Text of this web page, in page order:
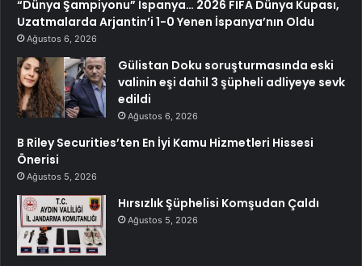
“Dünya Şampiyonu” İspanya… 2026 FIFA Dünya Kupası,
Uzatmalarda Arjantin’i 1-0 Yenen İspanya’nın Oldu
Ağustos 6, 2026
Gülistan Doku soruşturmasında eski
valinin eşi dahil 3 şüpheli adliyeye sevk
edildi
Ağustos 6, 2026
B Riley Securities’ten En İyi Kamu Hizmetleri Hissesi
Önerisi
Ağustos 5, 2026
Hırsızlık Şüphelisi Komşudan Çaldı
Ağustos 5, 2026